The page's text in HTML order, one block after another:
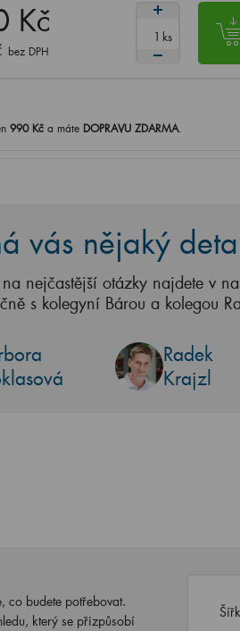
Kč
bez DPH
ks
990Kč a máte DOPRAVU ZDARMA.
vás nějaký
nejčastější otázky najdete v
s kolegyní Bárou a kolegou
Radek
Krajzl
co budete potřebovat.
který se přizpůsobí